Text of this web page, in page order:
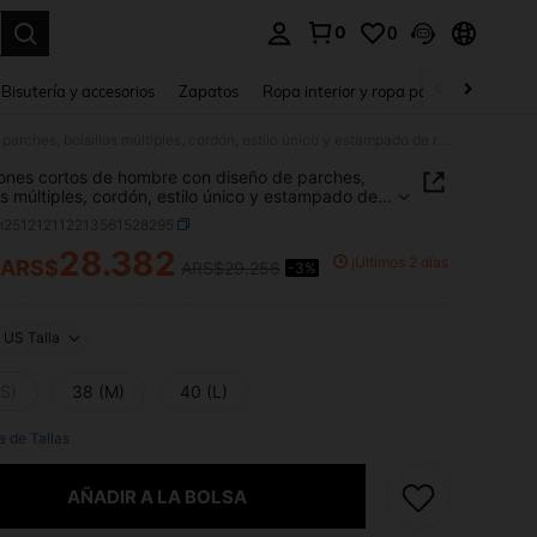
0 0
Bisutería y accesorios Zapatos Ropa interior y ropa para dormir
cortos de hombre con diseño de parches,
múltiples, cordón, estilo único y estampado de
de árbol muerto en contraste de color
AND AVAILABILITY
ARS$28.382 -3% ¡Últimos 2 días
US Talla
38 (M) 40 (L)
de Tallas
AÑADIR A LA BOLSA